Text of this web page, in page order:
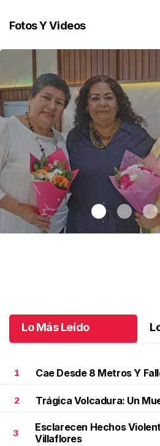
Fotos Y Videos
Lo Más Leído
1 Cae Desde 8 Metros Y
2 Trágica Volcadura: Un
3
Esclarecen Hechos
Villaflores